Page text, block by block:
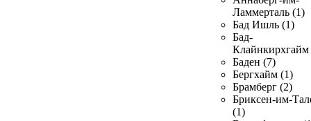
Ламмерталь (1)
Бад Ишль (1)
Бад-
Клайнкирхгайм
Баден (7)
Бергхайм (1)
Брамберг (2)
Бриксен-им-
(1)